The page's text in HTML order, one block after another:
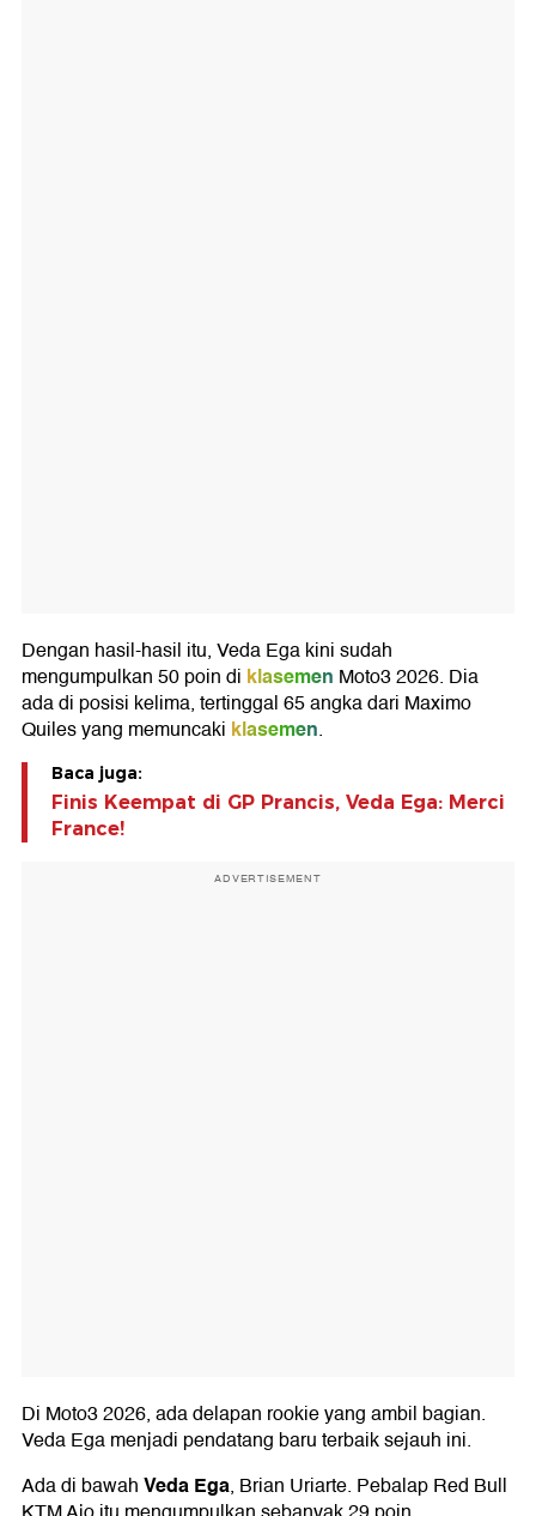
Dengan hasil-hasil itu, Veda Ega kini sudah
mengumpulkan 50 poin di klasemen Moto3 2026. Dia
ada di posisi kelima, tertinggal 65 angka dari Maximo
Quiles yang memuncaki klasemen.
Baca juga:
Finis Keempat di GP Prancis, Veda Ega: Merci
France!
ADVERTISEMENT
Di Moto3 2026, ada delapan rookie yang ambil bagian.
Veda Ega menjadi pendatang baru terbaik sejauh ini.
Ada di bawahVeda Ega, Brian Uriarte. Pebalap Red Bull